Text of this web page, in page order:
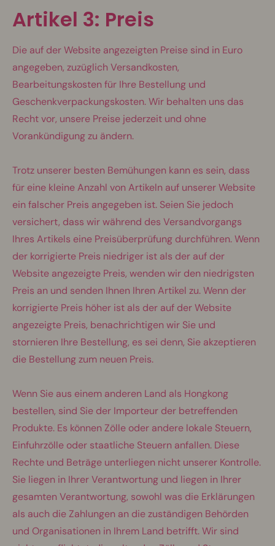
Artikel 3: Preis
Die auf der Website angezeigten Preise sind in Euro
angegeben, zuzüglich Versandkosten,
Bearbeitungskosten für Ihre Bestellung und
Geschenkverpackungskosten. Wir behalten uns das
Recht vor, unsere Preise jederzeit und ohne
Vorankündigung zu ändern.
Trotz unserer besten Bemühungen kann es sein, dass
für eine kleine Anzahl von Artikeln auf unserer Website
ein falscher Preis angegeben ist. Seien Sie jedoch
versichert, dass wir während des Versandvorgangs
Ihres Artikels eine Preisüberprüfung durchführen. Wenn
der korrigierte Preis niedriger ist als der auf der
Website angezeigte Preis, wenden wir den niedrigsten
Preis an und senden Ihnen Ihren Artikel zu. Wenn der
korrigierte Preis höher ist als der auf der Website
angezeigte Preis, benachrichtigen wir Sie und
stornieren Ihre Bestellung, es sei denn, Sie akzeptieren
die Bestellung zum neuen Preis.
Wenn Sie aus einem anderen Land als Hongkong
bestellen, sind Sie der Importeur der betreffenden
Produkte. Es können Zölle oder andere lokale Steuern,
Einfuhrzölle oder staatliche Steuern anfallen. Diese
Rechte und Beträge unterliegen nicht unserer Kontrolle.
Sie liegen in Ihrer Verantwortung und liegen in Ihrer
gesamten Verantwortung, sowohl was die Erklärungen
als auch die Zahlungen an die zuständigen Behörden
und Organisationen in Ihrem Land betrifft. Wir sind